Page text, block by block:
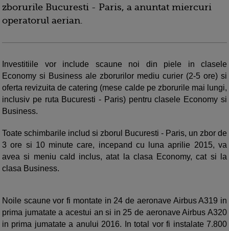
zborurile Bucuresti - Paris, a anuntat miercuri
operatorul aerian.
Investitiile vor include scaune noi din piele in clasele
Economy si Business ale zborurilor mediu curier (2-5 ore) si
oferta revizuita de catering (mese calde pe zborurile mai lungi,
inclusiv pe ruta Bucuresti - Paris) pentru clasele Economy si
Business.
Toate schimbarile includ si zborul Bucuresti - Paris, un zbor de
3 ore si 10 minute care, incepand cu luna aprilie 2015, va
avea si meniu cald inclus, atat la clasa Economy, cat si la
clasa Business.
Noile scaune vor fi montate in 24 de aeronave Airbus A319 in
prima jumatate a acestui an si in 25 de aeronave Airbus A320
in prima jumatate a anului 2016. In total vor fi instalate 7.800